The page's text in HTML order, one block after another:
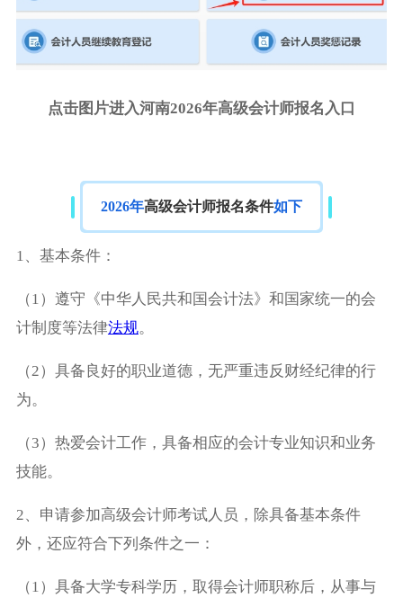
点击图片进入河南2026年高级会计师报名入口
2026年高级会计师报名条件如下
1、基本条件：
（1）遵守《中华人民共和国会计法》和国家统一的会
计制度等法律法规。
（2）具备良好的职业道德，无严重违反财经纪律的行
为。
（3）热爱会计工作，具备相应的会计专业知识和业务
技能。
2、申请参加高级会计师考试人员，除具备基本条件
外，还应符合下列条件之一：
（1）具备大学专科学历，取得会计师职称后，从事与